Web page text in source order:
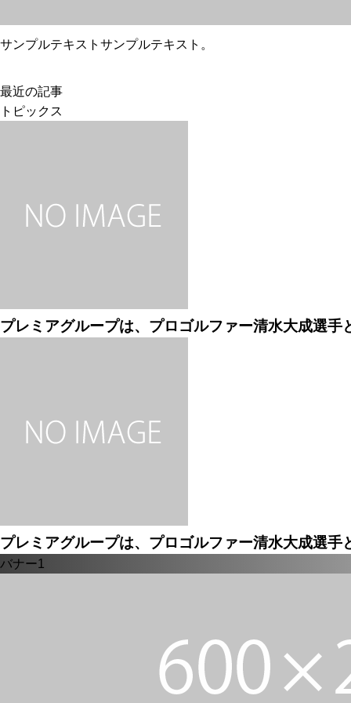
サンプルテキストサンプルテキスト。
最近の記事
トピックス
プレミアグループは、プロゴルファー清水大成選手
プレミアグループは、プロゴルファー清水大成選手
バナー1